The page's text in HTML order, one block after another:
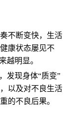
不断变快，生活
康状态屡见不
越明显。
发现身体“质变”
以及对不良生活
的不良后果。